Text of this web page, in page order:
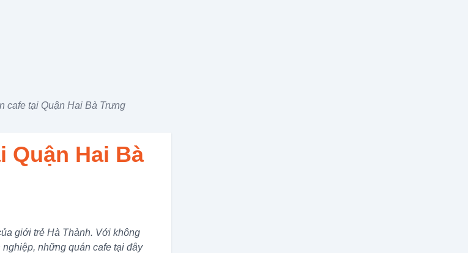
cafe tại Quận Hai Bà Trưng
Quận Hai Bà
giới trẻ Hà Thành. Với không
những quán cafe tại đây